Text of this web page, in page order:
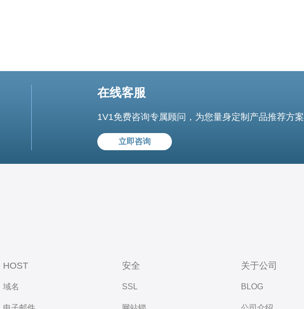
在线客服
1V1免费咨询专属顾问，为您量身定制产品推荐方案
立即咨询
HOST
域名
安全
SSL
关于公司
BLOG